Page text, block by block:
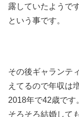
露していたようで
という事です。
その後ギャランテ
えてるので年収は
2018年で42歳です
そろそろ結婚して